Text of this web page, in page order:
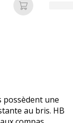
Ajouter au
possèdent une
au bris. HB